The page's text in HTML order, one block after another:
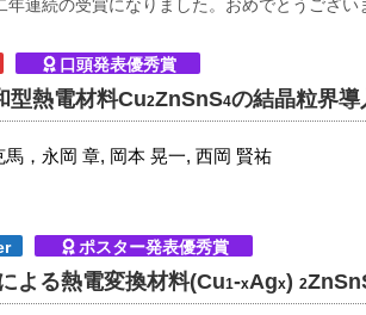
年連続の受賞になりました。おめでとうござい
口頭発表優秀賞
型熱電材料Cu2ZnSnS4の結晶粒界
馬，永岡 章, 岡本 晃一, 西岡 賢祐
ポスター発表優秀賞
よる熱電変換材料(Cu1-xAgx) 2